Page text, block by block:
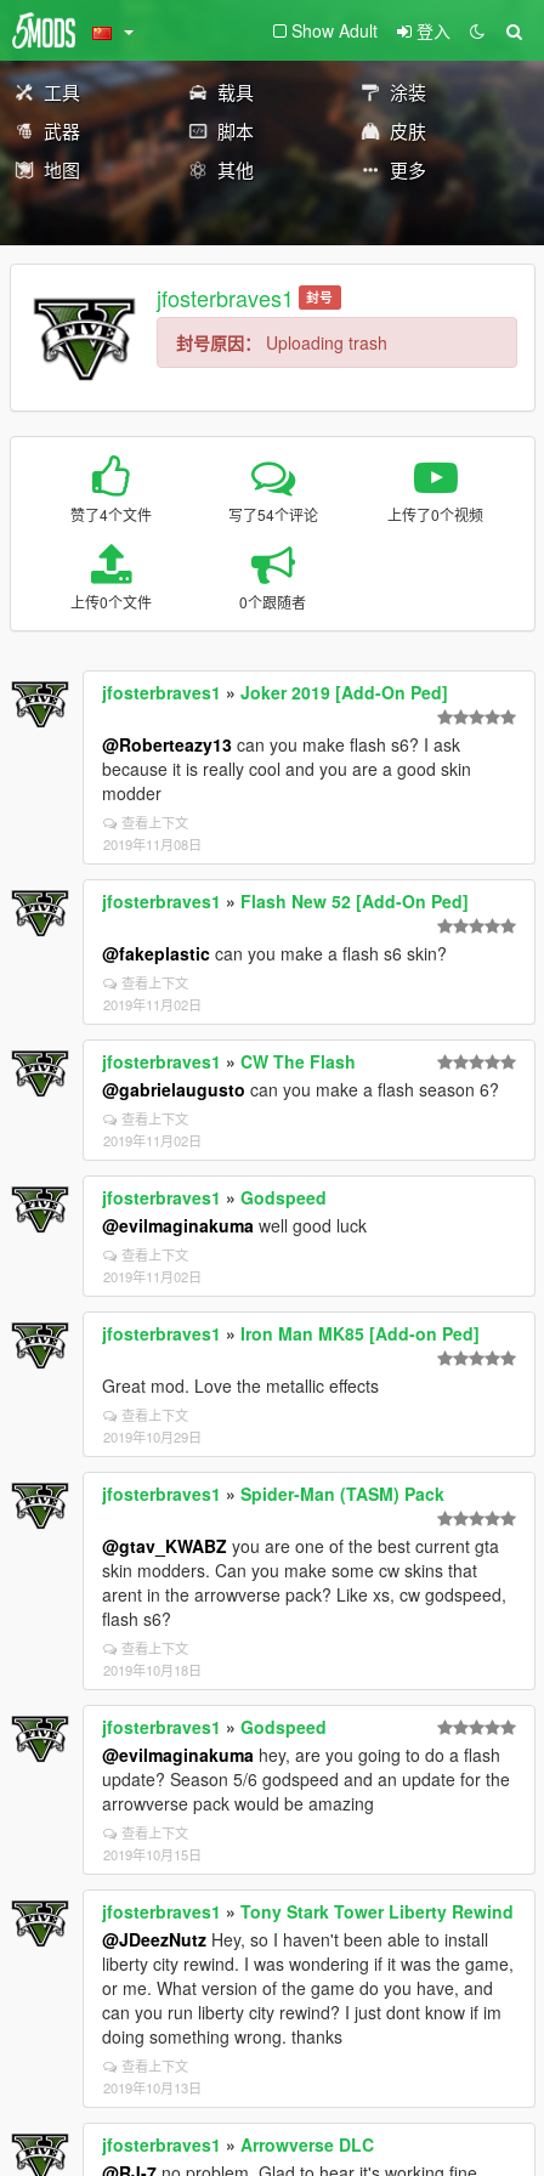
Show Adult 登入
工具 载具
涂装
武器
脚本
皮肤
地图
其他 更多
jfosterbraves1 封号
封号原因： Uploading trash
赞了4个文件 写了54个评论 上传了0个视频
上传0个文件 0个跟随者
jfosterbraves1 » Joker 2019 [Add-On Ped]
@Roberteazy13 can you make flash s6? I ask
because it is really cool and you are a good skin
modder
查看上下文
2019年11月08日
jfosterbraves1 » Flash New 52 [Add-On Ped]
@fakeplastic can you make a flash s6 skin?
查看上下文
2019年11月02日
jfosterbraves1 » CW The Flash
@gabrielaugusto can you make a flash season 6?
查看上下文
2019年11月02日
jfosterbraves1 » Godspeed
@evilmaginakuma well good luck
查看上下文
2019年11月02日
jfosterbraves1 » Iron Man MK85 [Add-on Ped]
Great mod. Love the metallic effects
查看上下文
2019年10月29日
jfosterbraves1 » Spider-Man (TASM) Pack
@gtav_KWABZ you are one of the best current gta
skin modders. Can you make some cw skins that
arent in the arrowverse pack? Like xs, cw godspeed,
flash s6?
查看上下文
2019年10月18日
jfosterbraves1 » Godspeed
@evilmaginakuma hey, are you going to do a flash
update? Season 5/6 godspeed and an update for the
arrowverse pack would be amazing
查看上下文
2019年10月15日
jfosterbraves1 » Tony Stark Tower Liberty Rewind
@JDeezNutz Hey, so I haven't been able to install
liberty city rewind. I was wondering if it was the game,
or me. What version of the game do you have, and
can you run liberty city rewind? I just dont know if im
doing something wrong. thanks
查看上下文
2019年10月13日
jfosterbraves1 » Arrowverse DLC